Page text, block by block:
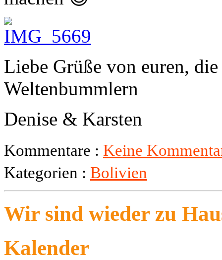
Liebe Grüße von euren,
Weltenbummlern
Denise & Karsten
Kommentare : Keine
Kategorien : Bolivien
Wir sind wieder zu
Kalender